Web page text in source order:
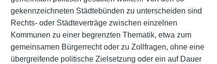
gekennzeichneten Städtebünden zu unterscheiden sind
Rechts- oder Städteverträge zwischen einzelnen
Kommunen zu einer begrenzten Thematik, etwa zum
gemeinsamen Bürgerrecht oder zu Zollfragen, ohne eine
übergreifende politische Zielsetzung oder ein auf Dauer